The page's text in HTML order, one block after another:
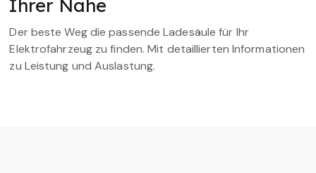
Ihrer Nähe
Der beste Weg die passende Ladesäule für Ihr
Elektrofahrzeug zu finden. Mit detaillierten Informationen
zu Leistung und Auslastung.